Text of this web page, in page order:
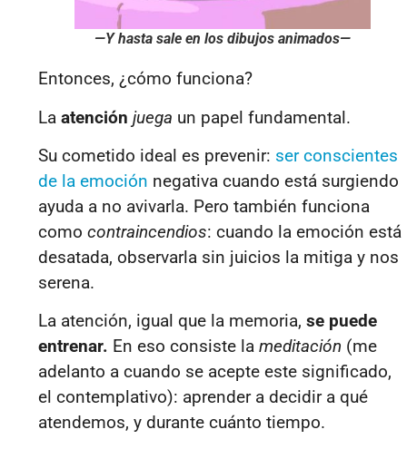
—Y hasta sale en los dibujos animados—
Entonces, ¿cómo funciona?
La atención juega un papel fundamental.
Su cometido ideal es prevenir: ser conscientes
de la emoción negativa cuando está surgiendo
ayuda a no avivarla. Pero también funciona
como contraincendios: cuando la emoción está
desatada, observarla sin juicios la mitiga y nos
serena.
La atención, igual que la memoria, se puede
entrenar. En eso consiste la meditación (me
adelanto a cuando se acepte este significado,
el contemplativo): aprender a decidir a qué
atendemos, y durante cuánto tiempo.